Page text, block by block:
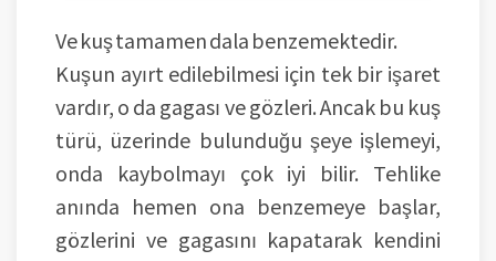
Ve kuş tamamen dala benzemektedir.
Kuşun ayırt edilebilmesi için tek bir işaret
vardır, o da gagası ve gözleri. Ancak bu kuş
türü, üzerinde bulunduğu şeye işlemeyi,
onda kaybolmayı çok iyi bilir. Tehlike
anında hemen ona benzemeye başlar,
gözlerini ve gagasını kapatarak kendini